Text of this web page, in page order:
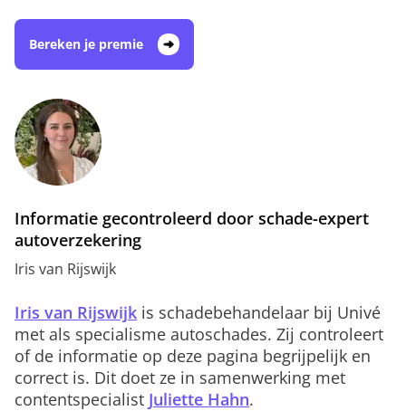
Bereken je premie
Informatie gecontroleerd door schade-expert
autoverzekering
Iris van Rijswijk
Iris van Rijswijk is schadebehandelaar bij Univé
met als specialisme autoschades. Zij controleert
of de informatie op deze pagina begrijpelijk en
correct is. Dit doet ze in samenwerking met
contentspecialist Juliette Hahn.